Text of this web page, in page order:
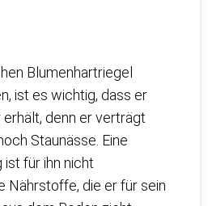
Blumenhartriegel
ist es wichtig, dass er
denn er verträgt
Staunässe. Eine
ist für ihn nicht
Nährstoffe, die er für sein